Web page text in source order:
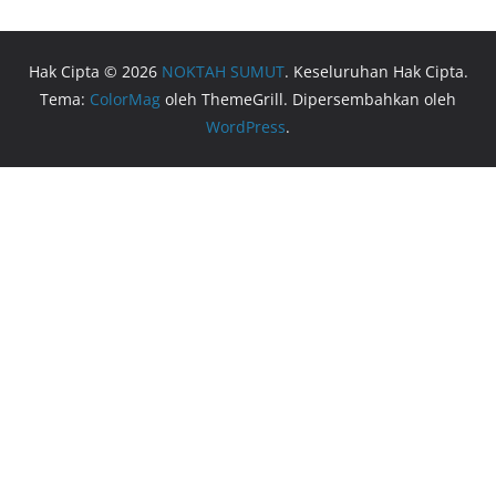
Hak Cipta © 2026 NOKTAH SUMUT. Keseluruhan Hak Cipta.
Tema: ColorMag oleh ThemeGrill. Dipersembahkan oleh
WordPress.